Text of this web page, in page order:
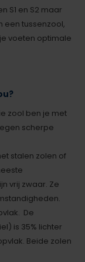
S1 en S2 maar
tussenzool,
voeten optimale
zool ben je met
scherpe
stalen zolen of
vrij zwaar. Ze
De
is 35% lichter
Beide zolen